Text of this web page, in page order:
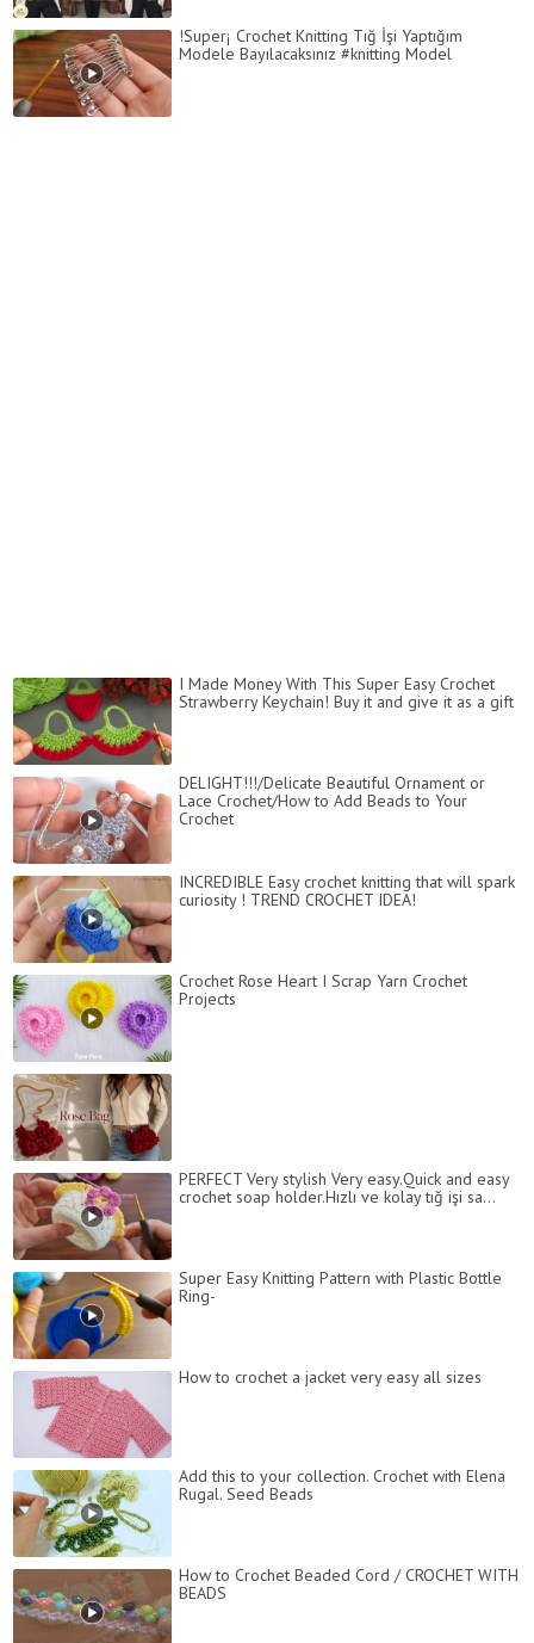
!Super¡ Crochet Knitting Tığ İşi Yaptığım
Modele Bayılacaksınız #knitting Model
I Made Money With This Super Easy Crochet
Strawberry Keychain! Buy it and give it as a gift
DELIGHT!!!/Delicate Beautiful Ornament or
Lace Crochet/How to Add Beads to Your
Crochet
INCREDIBLE Easy crochet knitting that will spark
curiosity ! TREND CROCHET IDEA!
Crochet Rose Heart I Scrap Yarn Crochet
Projects
PERFECT Very stylish Very easy.Quick and easy
crochet soap holder.Hızlı ve kolay tığ işi sa...
Super Easy Knitting Pattern with Plastic Bottle
Ring-
How to crochet a jacket very easy all sizes
Add this to your collection. Crochet with Elena
Rugal. Seed Beads
How to Crochet Beaded Cord / CROCHET WITH
BEADS